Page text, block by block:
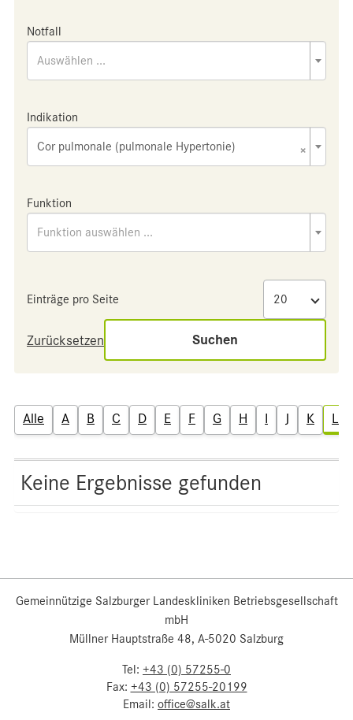
Notfall
Auswählen ...
Indikation
×
Cor pulmonale (pulmonale Hypertonie)
Funktion
Funktion auswählen ...
Einträge pro Seite
Zurücksetzen Suchen
Alle A B C D E F G H I J K L
Keine Ergebnisse gefunden
Gemeinnützige Salzburger Landeskliniken Betriebsgesellschaft
mbH
Müllner Hauptstraße 48, A-5020 Salzburg
Tel: +43 (0) 57255-0
Fax: +43 (0) 57255-20199
Email: office@salk.at